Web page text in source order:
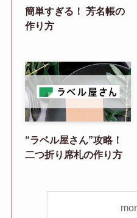
簡単すぎる！ 芳名帳の
作り方
“ラベル屋さん”攻略！
二つ折り席札の作り方